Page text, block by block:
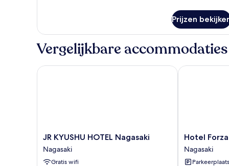
niet-
(No
Prijzen
Vergelijkbare accommodaties
JR
KYUSHU
HOTEL
Nagasaki
JR KYUSHU HOTEL Nagasaki
Nagasaki
Gratis wifi
JR KYUSHU HOTEL Nagasaki
Hotel
Forza
Nagasaki
Nagasaki
Hotel
Nagasaki
Hotel Forza